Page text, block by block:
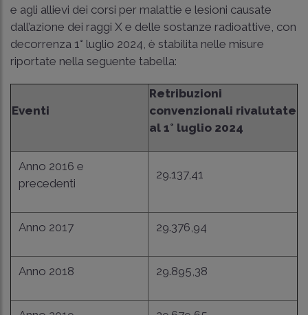
e agli allievi dei corsi per malattie e lesioni causate
dall’azione dei raggi X e delle sostanze radioattive, con
decorrenza 1° luglio 2024, è stabilita nelle misure
riportate nella seguente tabella:
Eventi
Retribuzioni
convenzionali rivalutate
al 1° luglio 2024
Anno 2016 e
precedenti
29.137,41
Anno 2017 29.376,94
Anno 2018 29.895,38